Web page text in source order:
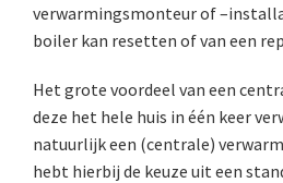
verwarmingsmonteur of
boiler kan resetten of van een
Het grote voordeel van een
deze het hele huis in één keer
natuurlijk een (centrale)
hebt hierbij de keuze uit een